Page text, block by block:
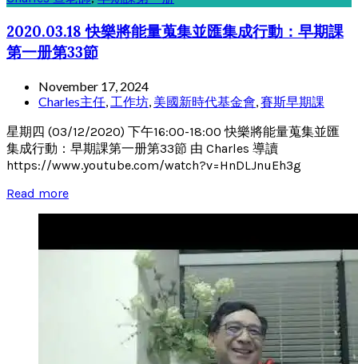
2020.03.18 快樂將能量蒐集並匯集成行動：早期課
第一册第33節
November 17, 2024
Charles主任, 工作坊, 美國新時代基金會,賽斯早期課
星期四 (03/12/2020) 下午16:00-18:00 快樂將能量蒐集並匯
集成行動：早期課第一册第33節 由 Charles 導讀
https://www.youtube.com/watch?v=HnDLJnuEh3g
Read more